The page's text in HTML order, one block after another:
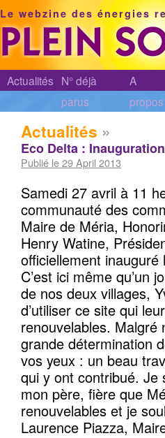
Le webzine des énergies
Actualités N° déjà
parus
A
propos
Actualités »
Eco Delta :
Publié le 29 April 2013
Samedi 27 avril à 11
communauté des
Maire de Méria,
Henry Watine,
officiellement
C’est ici même qu’un
de nos deux villages,
d’utiliser ce site qui
renouvelables.
grande détermination
vos yeux : un beau
qui y ont contribué. Je
mon père, fière que
renouvelables et je
Laurence Piazza,